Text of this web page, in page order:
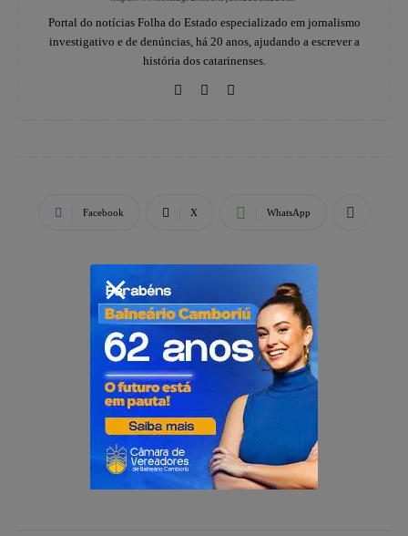
Portal do notícias Folha do Estado especializado em jornalismo
investigativo e de denúncias, há 20 anos, ajudando a escrever a
história dos catarinenses.
Facebook X WhatsApp